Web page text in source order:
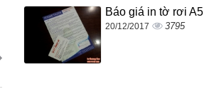
Báo giá in tờ rơi A5
20/12/2017 3795